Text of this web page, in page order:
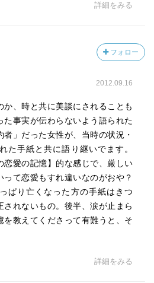
詳細をみる
フォロー
2012.09.16
か、時と共に美談にされることも
た事実が伝わらないよう語られた
」だった女性が、当時の状況・
た手紙と共に語り継いでます。
恋愛の記憶】的な感じで、厳しい
て恋愛もすれ違いなのがおや？
ぱり亡くなった方の手紙はきつ
されないもの。後半、涙が止まら
を教えてくださって有難うと、そ
詳細をみる